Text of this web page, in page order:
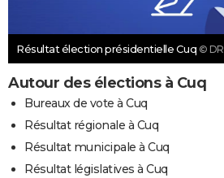
Résultat élection présidentielle Cuq © DR
Autour des élections à Cuq
Bureaux de vote à Cuq
Résultat régionale à Cuq
Résultat municipale à Cuq
Résultat législatives à Cuq